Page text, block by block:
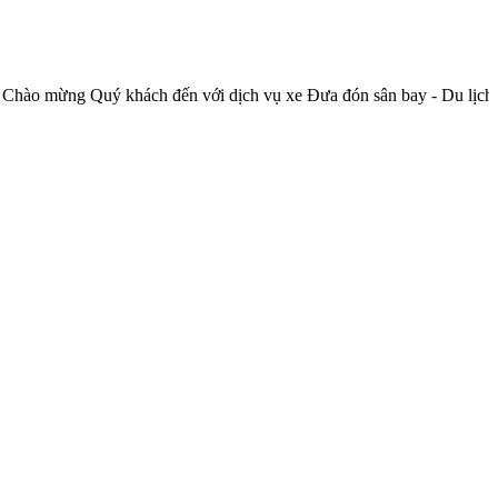
khách đến với dịch vụ xe Đưa đón sân bay - Du lịch của Công